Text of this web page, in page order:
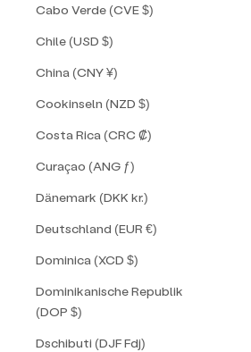
Cabo Verde (CVE $)
Chile (USD $)
China (CNY ¥)
Cookinseln (NZD $)
Costa Rica (CRC ₡)
Curaçao (ANG ƒ)
Dänemark (DKK kr.)
Deutschland (EUR €)
Dominica (XCD $)
Dominikanische Republik
(DOP $)
Dschibuti (DJF Fdj)